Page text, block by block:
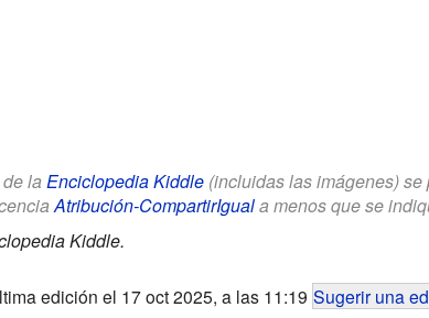
la Enciclopedia Kiddle(incluidas las imágenes) se
Atribución-CompartirIguala menos que se
Kiddle.
edición el 17 oct 2025, a las 11:19 Sugerir una